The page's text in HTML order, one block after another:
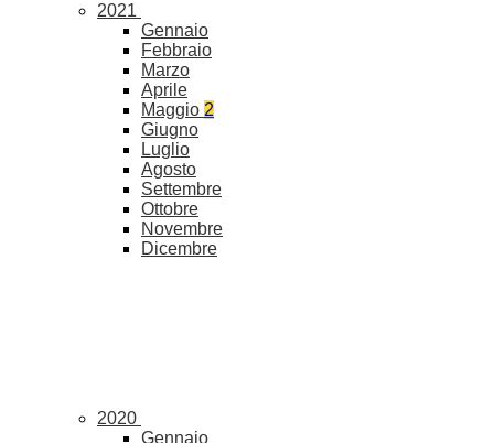
2021
Gennaio
Febbraio
Marzo
Aprile
Maggio 2
Giugno
Luglio
Agosto
Settembre
Ottobre
Novembre
Dicembre
2020
Gennaio